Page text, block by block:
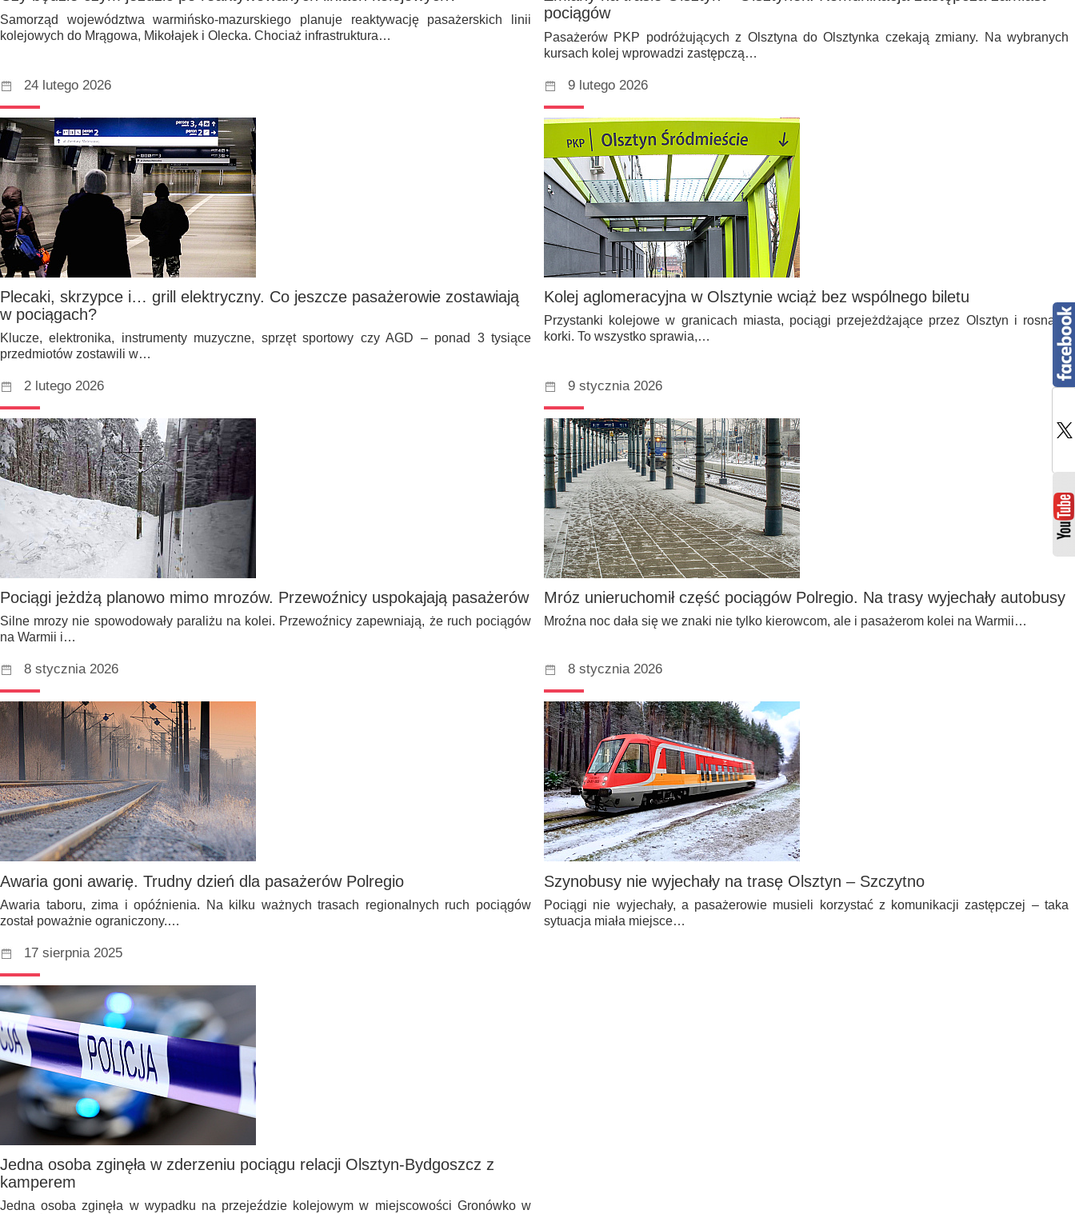
Samorząd województwa warmińsko-mazurskiego planuje reaktywację pasażerskich linii
kolejowych do Mrągowa, Mikołajek i Olecka. Chociaż infrastruktura…
pociągów
Pasażerów PKP podróżujących z Olsztyna do Olsztynka czekają zmiany. Na wybranych
kursach kolej wprowadzi zastępczą…
24 lutego 2026
Plecaki, skrzypce i… grill elektryczny. Co jeszcze pasażerowie zostawiają
w pociągach?
Klucze, elektronika, instrumenty muzyczne, sprzęt sportowy czy AGD – ponad 3 tysiące
przedmiotów zostawili w…
9 lutego 2026
Kolej aglomeracyjna w Olsztynie wciąż bez wspólnego biletu
Przystanki kolejowe w granicach miasta, pociągi przejeżdżające przez Olsztyn i rosnące
korki. To wszystko sprawia,…
2 lutego 2026
Pociągi jeżdżą planowo mimo mrozów. Przewoźnicy uspokajają pasażerów
Silne mrozy nie spowodowały paraliżu na kolei. Przewoźnicy zapewniają, że ruch pociągów
na Warmii i…
9 stycznia 2026
Mróz unieruchomił część pociągów Polregio. Na trasy wyjechały autobusy
Mroźna noc dała się we znaki nie tylko kierowcom, ale i pasażerom kolei na Warmii…
8 stycznia 2026
Awaria goni awarię. Trudny dzień dla pasażerów Polregio
Awaria taboru, zima i opóźnienia. Na kilku ważnych trasach regionalnych ruch pociągów
został poważnie ograniczony.…
8 stycznia 2026
Szynobusy nie wyjechały na trasę Olsztyn – Szczytno
Pociągi nie wyjechały, a pasażerowie musieli korzystać z komunikacji zastępczej – taka
sytuacja miała miejsce…
17 sierpnia 2025
Jedna osoba zginęła w zderzeniu pociągu relacji Olsztyn-Bydgoszcz z
kamperem
Jedna osoba zginęła w wypadku na przejeździe kolejowym w miejscowości Gronówko w